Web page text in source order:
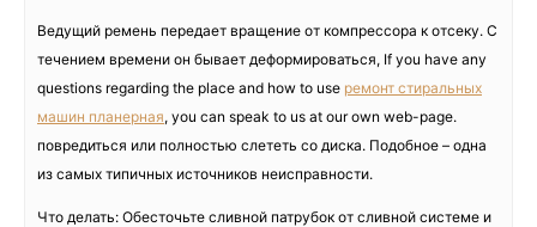
Ведущий ремень передает вращение от компрессора к отсеку. С
течением времени он бывает деформироваться, If you have any
questions regarding the place and how to use ремонт стиральных
машин планерная, you can speak to us at our own web-page.
повредиться или полностью слететь со диска. Подобное – одна
из самых типичных источников неисправности.
Что делать: Обесточьте сливной патрубок от сливной системе и